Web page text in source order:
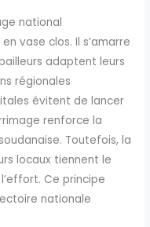
national
vase clos. Il s’amarre
adaptent leurs
régionales
évitent de lancer
renforce la
Toutefois, la
locaux tiennent le
Ce principe
nationale